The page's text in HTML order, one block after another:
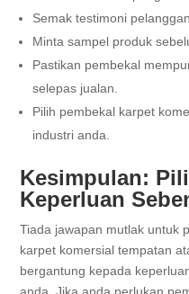
Semak testimoni
Minta sampel produk
Pastikan pembekal
selepas jualan.
Pilih pembekal karpet
industri anda.
Kesimpulan:
Keperluan
Tiada jawapan mutlak untuk
karpet komersial tempatan
bergantung kepada